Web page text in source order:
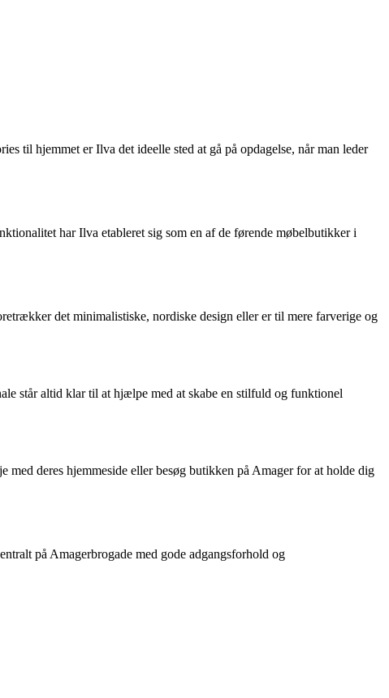
til hjemmet er Ilva det ideelle sted at gå på opdagelse, når man leder
har Ilva etableret sig som en af de førende møbelbutikker i
det minimalistiske, nordiske design eller er til mere farverige og
står altid klar til at hjælpe med at skabe en stilfuld og funktionel
deres hjemmeside eller besøg butikken på Amager for at holde dig
på Amagerbrogade med gode adgangsforhold og